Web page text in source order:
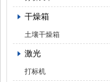
干燥箱
土壤干燥箱
激光
打标机